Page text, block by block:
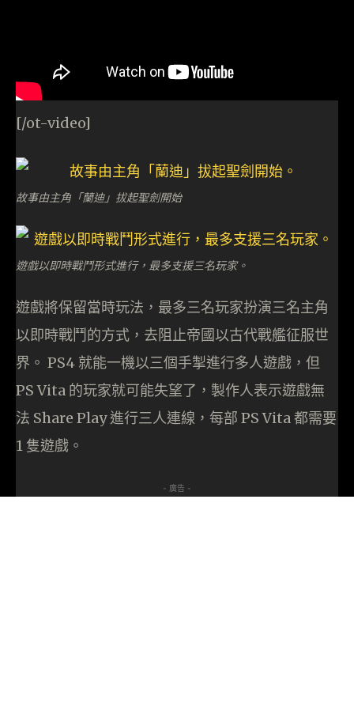
[/ot-video]
故事由主角「蘭迪」拔起聖劍開始
遊戲以即時戰鬥形式進行，最多支援三名玩家。
遊戲將保留當時玩法，最多三名玩家扮演三名主角
以即時戰鬥的方式，去阻止帝國以古代戰艦征服世
界。 PS4 就能一機以三個手掣進行多人遊戲，但
PS Vita 的玩家就可能失望了，製作人表示遊戲無
法 Share Play 進行三人連線，每部 PS Vita 都需要
1 隻遊戲。
- 廣告 -